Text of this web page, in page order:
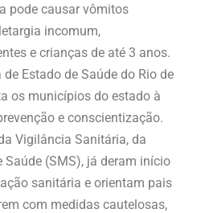
pode causar vômitos
incomum,
e crianças de até 3 anos.
Estado de Saúde do Rio de
os municípios do estado à
e conscientização.
Vigilância Sanitária, da
(SMS), já deram início
sanitária e orientam pais
com medidas cautelosas,